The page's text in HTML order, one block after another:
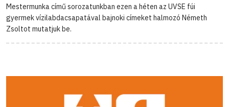
Mestermunka című sorozatunkban ezen a héten az UVSE fúi
gyermek vízilabdacsapatával bajnoki címeket halmozó Németh
Zsoltot mutatjuk be.